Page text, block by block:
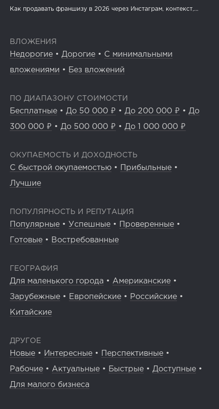
Как продавать франшизу в 2026 через Инстаграм, контекст,...
ВЛОЖЕНИЯ
Недорогие • Дорогие • С минимальными
вложениями • Без вложений
ПО ДИАПАЗОНУ СТОИМОСТИ
Бесплатные • До 50 000 ₽ • До 200 000 ₽ • До
300 000 ₽ • До 500 000 ₽ • До 1 000 000 ₽
ОКУПАЕМОСТЬ И ДОХОДНОСТЬ
С быстрой окупаемостью • Прибыльные •
Лучшие
ПОПУЛЯРНОСТЬ И РЕПУТАЦИЯ
Популярные • Успешные • Проверенные •
Готовые • Востребованные
ГЕОГРАФИЯ
Для маленького города • Американские •
Зарубежные • Европейские • Российские •
Китайские
ДРУГОЕ
Новые • Интересные • Перспективные •
Рабочие • Актуальные • Быстрые • Доступные •
Для малого бизнеса